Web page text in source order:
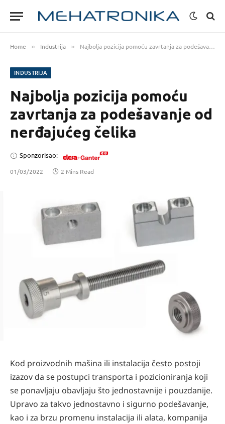
Home » Industrija » Najbolja pozicija pomoću zavrtanja za podešavanje od nerđajućeg čelika
INDUSTRIJA
Najbolja pozicija pomoću
zavrtanja za podešavanje od
nerđajućeg čelika
Sponzorisao:
01/03/2022 2 Mins Read
Kod proizvodnih mašina ili instalacija često postoji
izazov da se postupci transporta i pozicioniranja koji
se ponavljaju obavljaju što jednostavnije i pouzdanije.
Upravo za takvo jednostavno i sigurno podešavanje,
kao i za brzu promenu instalacija ili alata, kompanija